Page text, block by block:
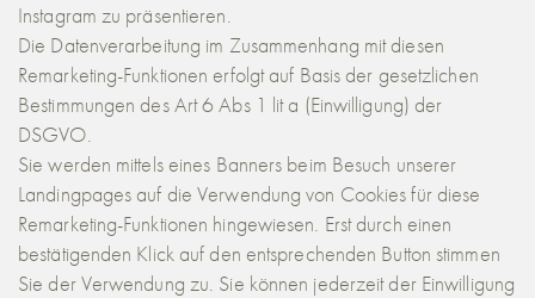
Instagram zu präsentieren.
Die Datenverarbeitung im Zusammenhang mit diesen
Remarketing-Funktionen erfolgt auf Basis der gesetzlichen
Bestimmungen des Art 6 Abs 1 lit a (Einwilligung) der
DSGVO.
Sie werden mittels eines Banners beim Besuch unserer
Landingpages auf die Verwendung von Cookies für diese
Remarketing-Funktionen hingewiesen. Erst durch einen
bestätigenden Klick auf den entsprechenden Button stimmen
Sie der Verwendung zu. Sie können jederzeit der Einwilligung